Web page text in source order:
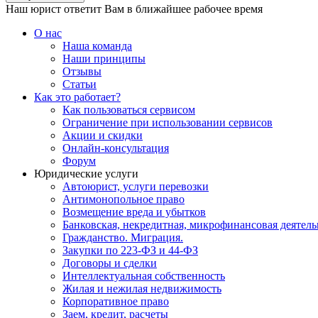
Наш юрист ответит Вам в ближайшее рабочее время
О нас
Наша команда
Наши принципы
Отзывы
Статьи
Как это работает?
Как пользоваться сервисом
Ограничение при использовании сервисов
Акции и скидки
Онлайн-консультация
Форум
Юридические услуги
Автоюрист, услуги перевозки
Антимонопольное право
Возмещение вреда и убытков
Банковская, некредитная, микрофинансовая
Гражданство. Миграция.
Закупки по 223-ФЗ и 44-ФЗ
Договоры и сделки
Интеллектуальная собственность
Жилая и нежилая недвижимость
Корпоративное право
Заем, кредит, расчеты